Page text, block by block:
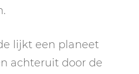
lijkt een planeet
achteruit door de